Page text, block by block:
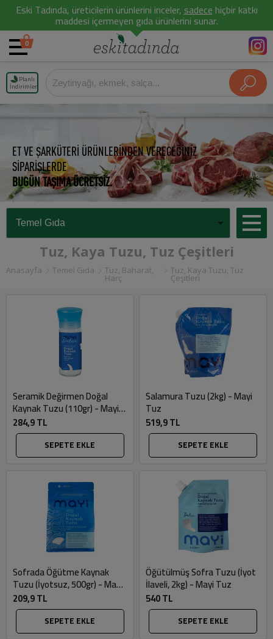
Eski Tadında, üreticilerin ürünlerini inceler,sadecehiçbir katkı
maddesi içermeyen gıda ürünlerini sunar.
0
Planlı
İndirimler
ET VE ŞARKÜTERİ ÜRÜNLERİNDEN VERECEĞİNİZ
SİPARİŞLERDE
BUGÜN TAŞIMA ÜCRETSİZ.
Tuz, Kaya Tuzu, Tuz Çeşitleri
Anasayfa Temel Gıda Tuz, Baharat,
Harç
Tuz, Kaya Tuzu, Tuz
Çeşitleri
Seramik Değirmen Doğal
Kaynak Tuzu (110gr) - Mayi
Tuz
284,9 TL
SEPETE EKLE
Salamura Tuzu (2kg) - Mayi
Tuz
519,9 TL
SEPETE EKLE
Sofrada Öğütme Kaynak
Tuzu (İyotsuz, 500gr) - Mayi
Tuz
209,9 TL
SEPETE EKLE
Öğütülmüş Sofra Tuzu (İyot
İlaveli, 2kg) - Mayi Tuz
540 TL
SEPETE EKLE